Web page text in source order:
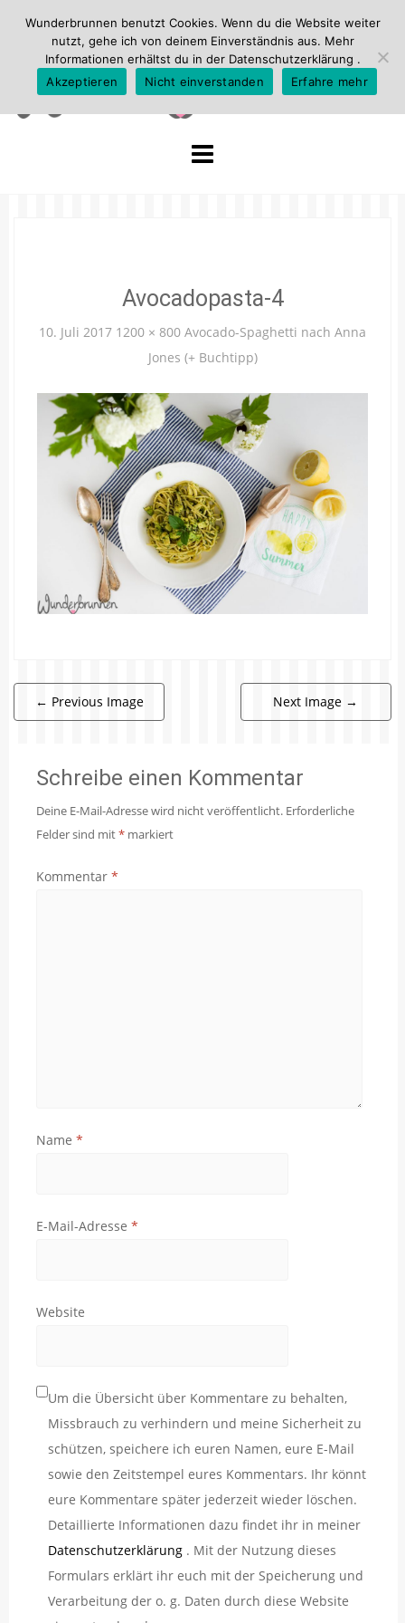
Avocadopasta-4
10. Juli 2017 1200 × 800 Avocado-Spaghetti nach Anna
Jones (+ Buchtipp)
← Previous Image Next Image →
Schreibe einen Kommentar
Deine E-Mail-Adresse wird nicht veröffentlicht. Erforderliche
Felder sind mit* markiert
Kommentar *
Name *
E-Mail-Adresse *
Website
Um die Übersicht über Kommentare zu behalten,
Missbrauch zu verhindern und meine Sicherheit zu
schützen, speichere ich euren Namen, eure E-Mail
sowie den Zeitstempel eures Kommentars. Ihr könnt
eure Kommentare später jederzeit wieder löschen.
Detaillierte Informationen dazu findet ihr in meiner
Datenschutzerklärung . Mit der Nutzung dieses
Formulars erklärt ihr euch mit der Speicherung und
Verarbeitung der o. g. Daten durch diese Website
Wunderbrunnen benutzt Cookies. Wenn du die Website weiter
nutzt, gehe ich von deinem Einverständnis aus. Mehr
Informationen erhältst du in der Datenschutzerklärung .
Akzeptieren
Nicht einverstanden Erfahre mehr